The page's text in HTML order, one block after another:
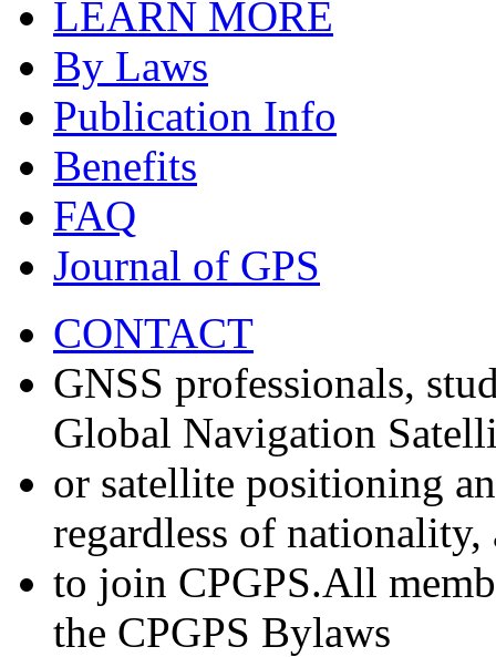
LEARN MORE
By Laws
Publication Info
Benefits
FAQ
Journal of GPS
CONTACT
GNSS professionals,
Global Navigation
or satellite positioning
regardless of nationality,
to join CPGPS.All
the CPGPS Bylaws